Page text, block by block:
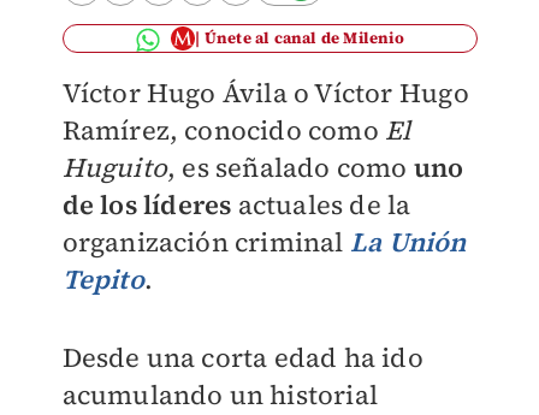
Únete al canal de Milenio
Víctor Hugo Ávila o Víctor Hugo
Ramírez, conocido como El
Huguito, es señalado como uno
de los líderes actuales de la
organización criminal La Unión
Tepito.
Desde una corta edad ha ido
acumulando un historial